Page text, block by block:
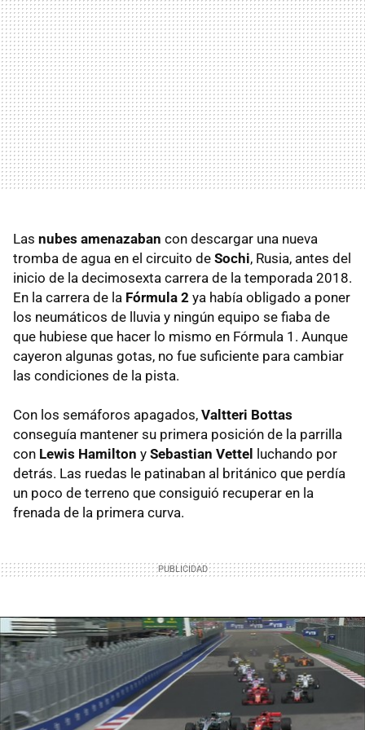
Las nubes amenazaban con descargar una nueva
tromba de agua en el circuito de Sochi, Rusia, antes del
inicio de la decimosexta carrera de la temporada 2018.
En la carrera de la Fórmula 2 ya había obligado a poner
los neumáticos de lluvia y ningún equipo se fiaba de
que hubiese que hacer lo mismo en Fórmula 1. Aunque
cayeron algunas gotas, no fue suficiente para cambiar
las condiciones de la pista.
Con los semáforos apagados, Valtteri Bottas
conseguía mantener su primera posición de la parrilla
con Lewis Hamilton y Sebastian Vettel luchando por
detrás. Las ruedas le patinaban al británico que perdía
un poco de terreno que consiguió recuperar en la
frenada de la primera curva.